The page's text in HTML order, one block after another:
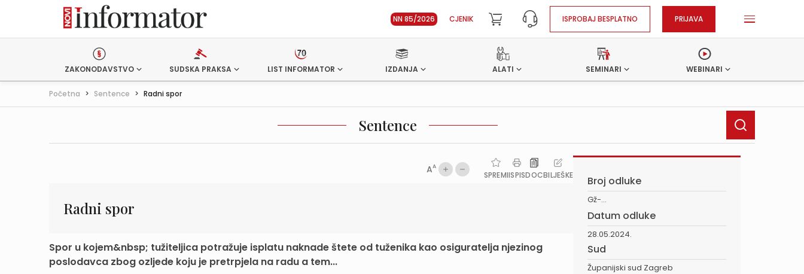
NN 85/2026 CJENIK ISPROBAJ BESPLATNO PRIJAVA
ZAKONODAVSTVO SUDSKA PRAKSA LIST INFORMATOR IZDANJA ALATI SEMINARI WEBINARI
Početna > Sentence > Radni spor
Sentence
AA
SPREMIISPISDOCBILJEŠKE
Radni spor
Spor u kojem&nbsp; tužiteljica potražuje isplatu naknade štete od tuženika kao osiguratelja njezinog
poslodavca zbog ozljede koju je pretrpjela na radu a tem...
Broj odluke
Gž-...
Datum odluke
28.05.2024.
Sud
Županijski sud Zagreb